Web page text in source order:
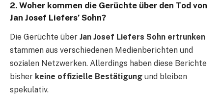
2. Woher kommen die Gerüchte über den Tod von
Jan Josef Liefers’ Sohn?
Die Gerüchte über Jan Josef Liefers Sohn ertrunken
stammen aus verschiedenen Medienberichten und
sozialen Netzwerken. Allerdings haben diese Berichte
bisher keine offizielle Bestätigung und bleiben
spekulativ.